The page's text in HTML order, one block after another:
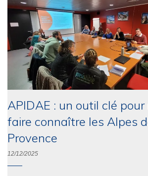
APIDAE : un outil clé
faire connaître les Alpes
Provence
12/12/2025